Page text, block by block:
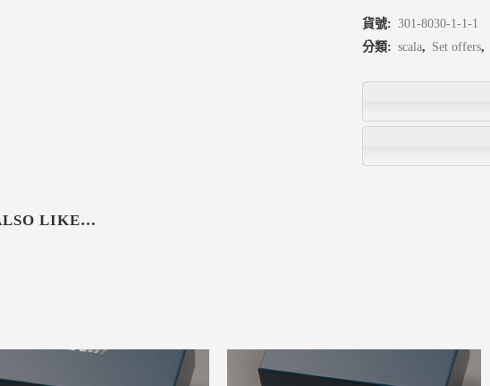
貨號: 301-8030-1-1-1
分類: scala, Set offers,
LIKE…